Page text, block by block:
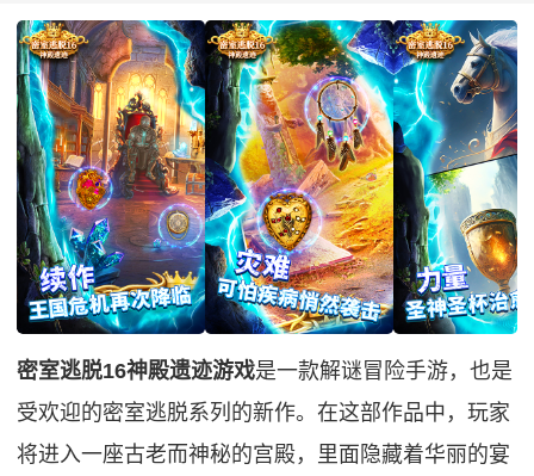
密室逃脱16神殿遗迹游戏是一款解谜冒险手游，也是
受欢迎的密室逃脱系列的新作。在这部作品中，玩家
将进入一座古老而神秘的宫殿，里面隐藏着华丽的宴